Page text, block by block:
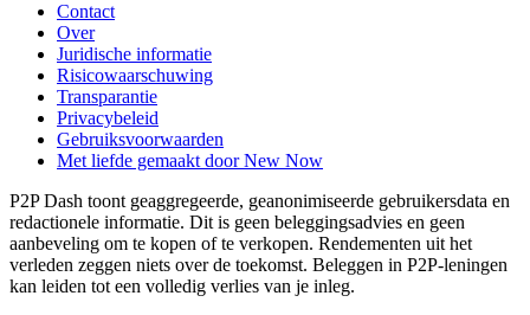
Contact
Over
Juridische informatie
Risicowaarschuwing
Transparantie
Privacybeleid
Gebruiksvoorwaarden
Met liefde gemaakt door New Now
P2P Dash toont geaggregeerde, geanonimiseerde gebruikersdata en
redactionele informatie. Dit is geen beleggingsadvies en geen
aanbeveling om te kopen of te verkopen. Rendementen uit het
verleden zeggen niets over de toekomst. Beleggen in P2P-leningen
kan leiden tot een volledig verlies van je inleg.